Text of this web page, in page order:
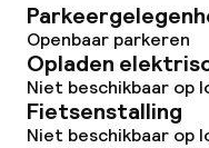
Beleid
Overal rookvrij
Openbaar parkeren
Opladen
Niet beschikbaar op
Fietsenstalling
Niet beschikbaar op